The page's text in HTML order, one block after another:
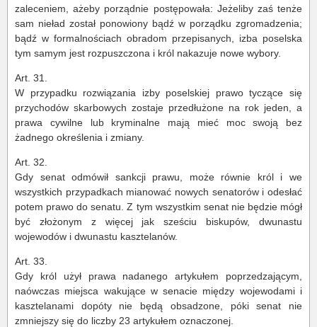
zaleceniem, ażeby porządnie postępowała: Jeżeliby zaś tenże
sam nieład został ponowiony bądź w porządku zgromadzenia;
bądź w formalnościach obradom przepisanych, izba poselska
tym samym jest rozpuszczona i król nakazuje nowe wybory.
Art. 31.
W przypadku rozwiązania izby poselskiej prawo tyczące się
przychodów skarbowych zostaje przedłużone na rok jeden, a
prawa cywilne lub kryminalne mają mieć moc swoją bez
żadnego określenia i zmiany.
Art. 32.
Gdy senat odmówił sankcji prawu, może równie król i we
wszystkich przypadkach mianować nowych senatorów i odesłać
potem prawo do senatu. Z tym wszystkim senat nie będzie mógł
być złożonym z więcej jak sześciu biskupów, dwunastu
wojewodów i dwunastu kasztelanów.
Art. 33.
Gdy król użył prawa nadanego artykułem poprzedzającym,
naówczas miejsca wakujące w senacie między wojewodami i
kasztelanami dopóty nie będą obsadzone, póki senat nie
zmniejszy się do liczby 23 artykułem oznaczonej.